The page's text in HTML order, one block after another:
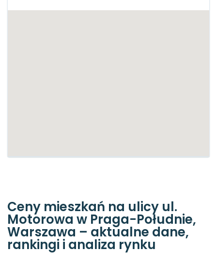
Ceny mieszkań na ulicy ul.
Motorowa w Praga-Południe,
Warszawa – aktualne dane,
rankingi i analiza rynku